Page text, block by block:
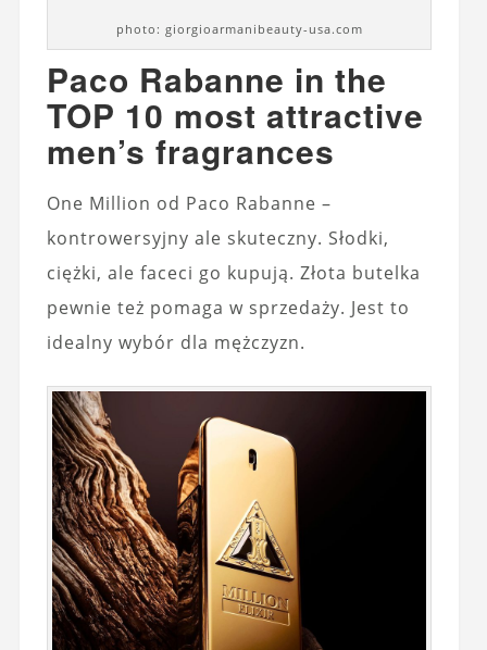
photo: giorgioarmanibeauty-usa.com
Paco Rabanne in the
TOP 10 most attractive
men’s fragrances
One Million od Paco Rabanne –
kontrowersyjny ale skuteczny. Słodki,
ciężki, ale faceci go kupują. Złota butelka
pewnie też pomaga w sprzedaży. Jest to
idealny wybór dla mężczyzn.